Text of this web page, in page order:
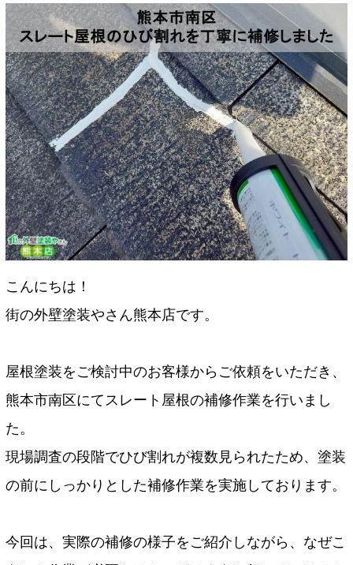
こんにちは！
街の外壁塗装やさん熊本店です。
屋根塗装をご検討中のお客様からご依頼をいただき、
熊本市南区にてスレート屋根の補修作業を行いまし
た。
現場調査の段階でひび割れが複数見られたため、塗装
の前にしっかりとした補修作業を実施しております。
今回は、実際の補修の様子をご紹介しながら、なぜこ